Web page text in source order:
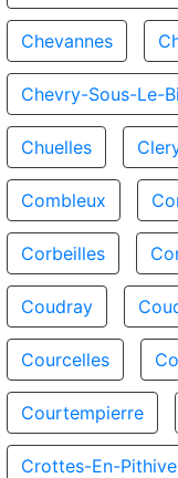
Chevannes
Chevry-Sous-Le-
Chuelles
Combleux
Corbeilles
Coudray
Courcelles
Courtempierre
Crottes-En-